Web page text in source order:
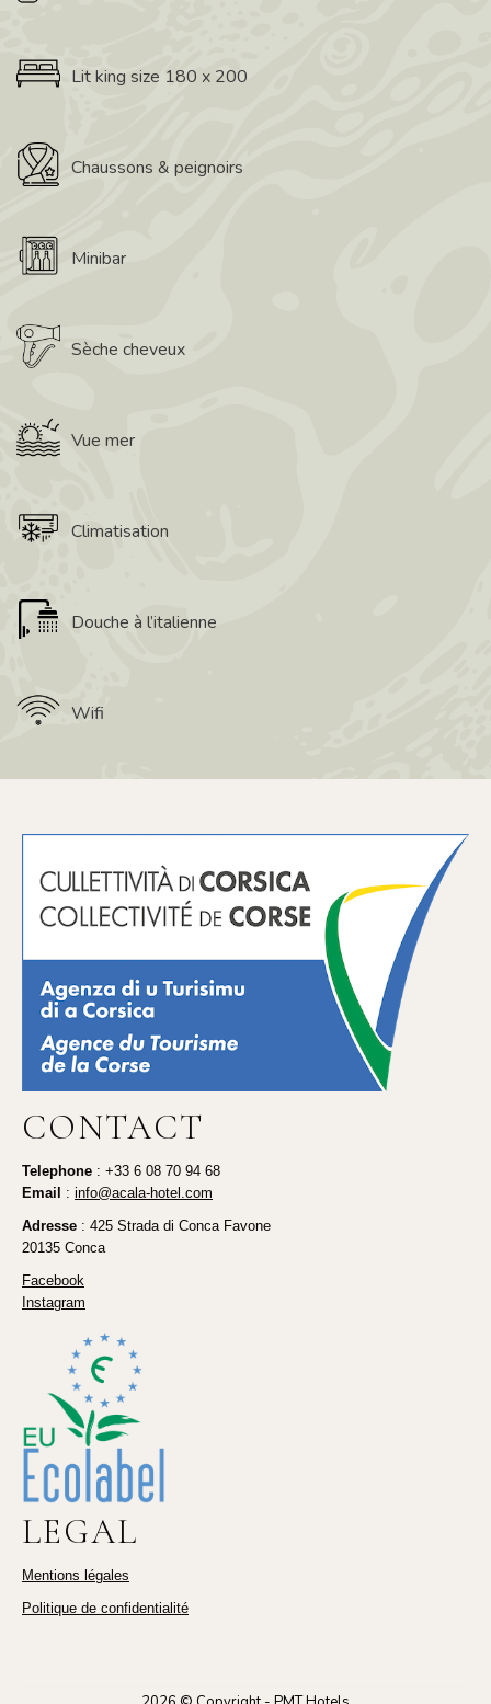
Lit king size 180 x 200
Chaussons & peignoirs
Minibar
Sèche cheveux
Vue mer
Climatisation
Douche à l’italienne
Wifi
CONTACT
Telephone : +33 6 08 70 94 68
Email
: info@acala-hotel.com
Adresse : 425 Strada di Conca Favone
20135 Conca
Facebook
Instagram
LEGAL
Mentions légales
Politique de confidentialité